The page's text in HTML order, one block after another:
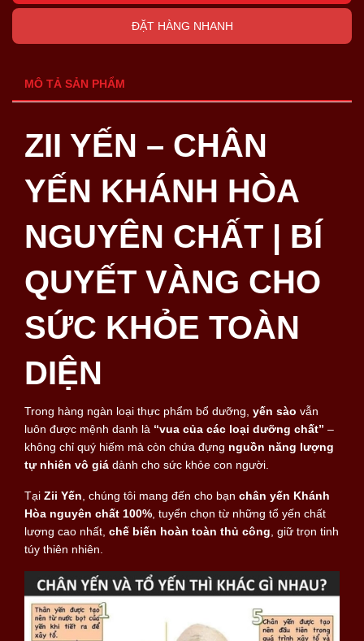
ĐẶT HÀNG NHANH
MÔ TẢ SẢN PHẨM
ZII YẾN – CHÂN
YẾN KHÁNH HÒA
NGUYÊN CHẤT | BÍ
QUYẾT VÀNG CHO
SỨC KHỎE TOÀN
DIỆN
Trong hàng ngàn loại thực phẩm bổ dưỡng, yến sào vẫn
luôn được mệnh danh là “vua của các loại dưỡng chất” –
không chỉ quý hiếm mà còn chứa đựng nguồn năng lượng
tự nhiên vô giá dành cho sức khỏe con người.
Tại Zii Yến , chúng tôi mang đến cho bạn chân yến Khánh
Hòa nguyên chất 100% , tuyển chọn từ những tổ yến chất
lượng cao nhất, chế biến hoàn toàn thủ công , giữ trọn tinh
túy thiên nhiên.